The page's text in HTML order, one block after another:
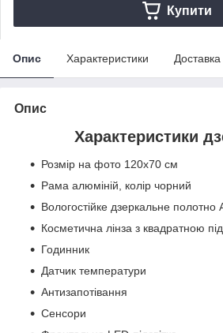
Купити
Опис Характеристики Доставка
Опис
Характеристики
Розмір на фото 120х70 см
Рама алюміній, колір чорний
Вологостійке дзеркальне
Косметична лінза з квадратною
Годинник
Датчик температури
Антизапотівання
Сенсори